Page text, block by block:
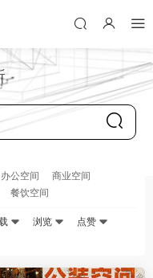
办公空间
商业空间
餐饮空间
浏览
点赞